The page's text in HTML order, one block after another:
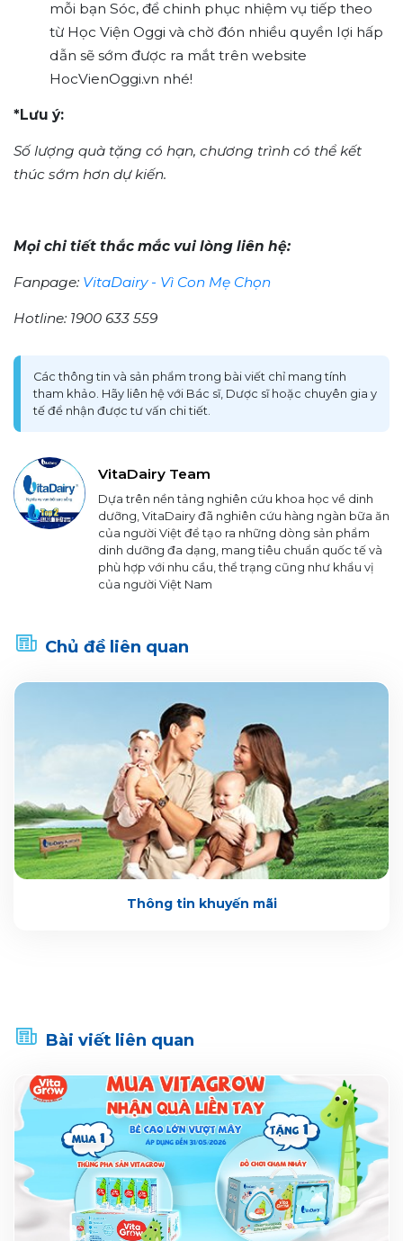
mỗi bạn Sóc, để chinh phục nhiệm vụ tiếp theo
từ Học Viện Oggi và chờ đón nhiều quyền lợi hấp
dẫn sẽ sớm được ra mắt trên website
HocVienOggi.vn nhé!
*Lưu ý:
Số lượng quà tặng có hạn, chương trình có thể kết
thúc sớm hơn dự kiến.
Mọi chi tiết thắc mắc vui lòng liên hệ:
Fanpage: VitaDairy - Vì Con Mẹ Chọn
Hotline: 1900 633 559
Các thông tin và sản phẩm trong bài viết chỉ mang tính
tham khảo. Hãy liên hệ với Bác sĩ, Dược sĩ hoặc chuyên gia y
tế để nhận được tư vấn chi tiết.
VitaDairy Team
Dựa trên nền tảng nghiên cứu khoa học về dinh
dưỡng, VitaDairy đã nghiên cứu hàng ngàn bữa ăn
của người Việt để tạo ra những dòng sản phẩm
dinh dưỡng đa dạng, mang tiêu chuẩn quốc tế và
phù hợp với nhu cầu, thể trạng cũng như khẩu vị
của người Việt Nam
Chủ đề liên quan
Thông tin khuyến mãi
Bài viết liên quan